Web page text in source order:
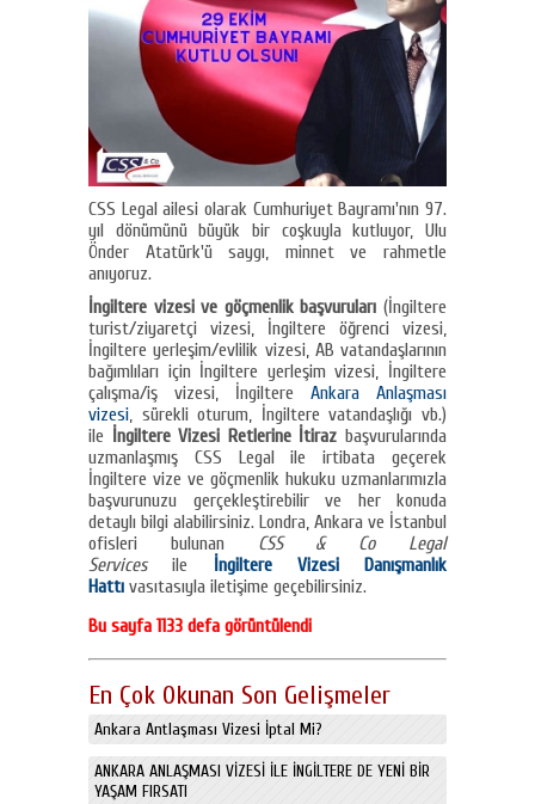
CSS Legal ailesi olarak Cumhuriyet Bayramı'nın 97.
yıl dönümünü büyük bir coşkuyla kutluyor, Ulu
Önder Atatürk'ü saygı, minnet ve rahmetle
anıyoruz.
İngiltere vizesi ve göçmenlik başvuruları (İngiltere
turist/ziyaretçi vizesi, İngiltere öğrenci vizesi,
İngiltere yerleşim/evlilik vizesi, AB vatandaşlarının
bağımlıları için İngiltere yerleşim vizesi, İngiltere
çalışma/iş vizesi, İngiltere Ankara Anlaşması
vizesi, sürekli oturum, İngiltere vatandaşlığı vb.)
ile İngiltere Vizesi Retlerine İtiraz başvurularında
uzmanlaşmış CSS Legal ile irtibata geçerek
İngiltere vize ve göçmenlik hukuku uzmanlarımızla
başvurunuzu gerçekleştirebilir ve her konuda
detaylı bilgi alabilirsiniz. Londra, Ankara ve İstanbul
ofisleri bulunan CSS & Co Legal
Servicesile İngiltere Vizesi Danışmanlık
Hattı vasıtasıyla iletişime geçebilirsiniz.
Bu sayfa 1133 defa görüntülendi
En Çok Okunan Son Gelişmeler
Ankara Antlaşması Vizesi İptal Mi?
ANKARA ANLAŞMASI VİZESİ İLE İNGİLTERE DE YENİ BİR
YAŞAM FIRSATI